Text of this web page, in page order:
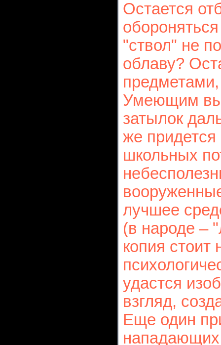
Остается
"ствол" не
облаву?
Умеющим
затылок
же
школьных
лучшее
(в народе –
копия
удастся
взгляд,
Еще один
нападающих